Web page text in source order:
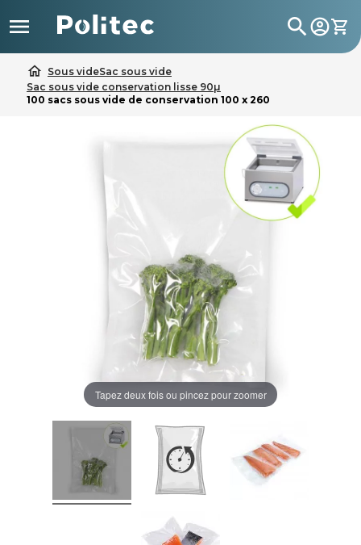
 search
home Sous videSac sous vide
Sac sous vide conservation lisse 90µ
100 sacs sous vide de conservation 100 x 260
Tapez deux fois ou pincez pour zoomer